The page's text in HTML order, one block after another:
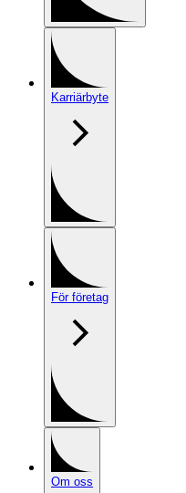
Karriärbyte
För företag
Om oss